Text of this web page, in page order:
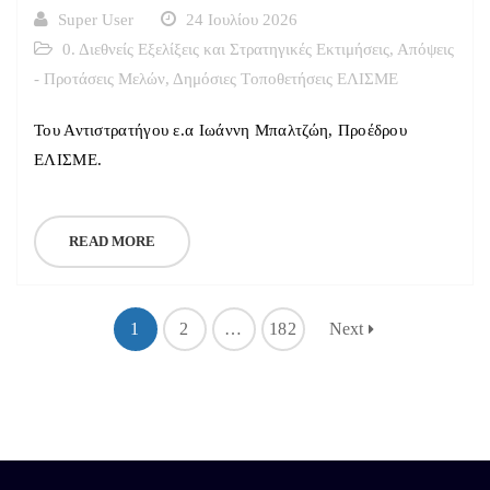
Super User
24 Ιουλίου 2026
0. Διεθνείς Εξελίξεις και Στρατηγικές Εκτιμήσεις, Απόψεις
- Προτάσεις Μελών, Δημόσιες Tοποθετήσεις ΕΛΙΣΜΕ
Του Αντιστρατήγου ε.α Ιωάννη Μπαλτζώη, Προέδρου
ΕΛΙΣΜΕ.
READ MORE
1 2 … 182 Next